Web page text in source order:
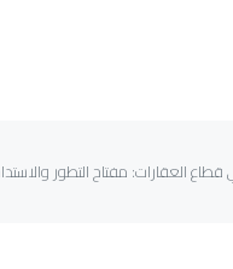
قطاع العقارات: مفتاح التطور